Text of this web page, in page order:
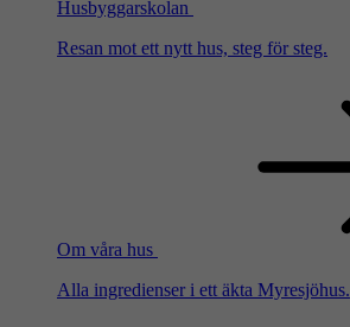
Husbyggarskolan
Resan mot ett nytt hus, steg för steg.
Om våra hus
Alla ingredienser i ett äkta Myresjöhus.